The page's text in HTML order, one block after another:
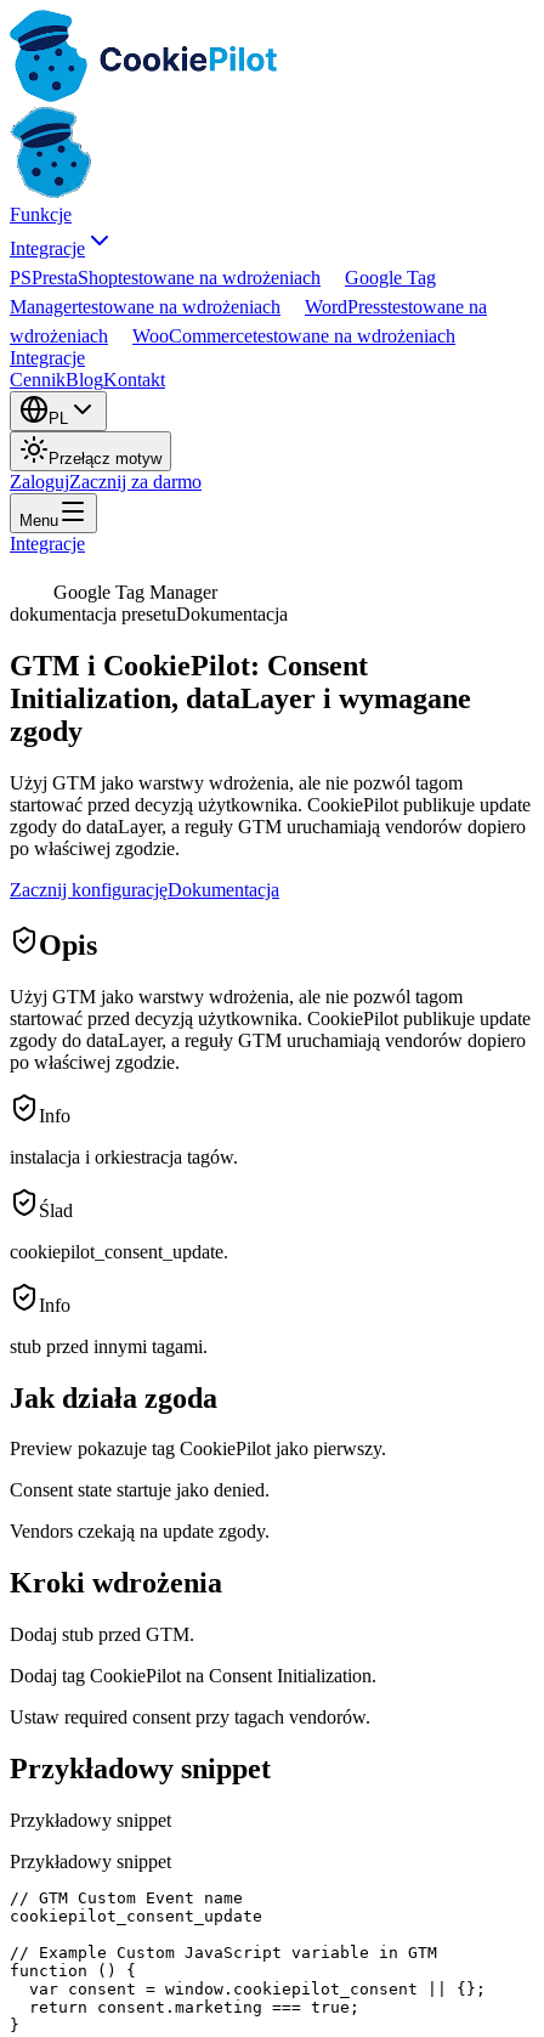
Funkcje
Integracje
PSPrestaShoptestowane na wdrożeniach
Google Tag
Managertestowane na wdrożeniach WordPresstestowane na
wdrożeniach
WooCommercetestowane na wdrożeniach
Integracje
CennikBlogKontakt
PL
Przełącz motyw
ZalogujZacznij za darmo
Menu
Integracje
Google Tag Manager
dokumentacja presetuDokumentacja
GTM i CookiePilot: Consent
Initialization, dataLayer i wymagane
zgody
Użyj GTM jako warstwy wdrożenia, ale nie pozwól tagom
startować przed decyzją użytkownika. CookiePilot publikuje update
zgody do dataLayer, a reguły GTM uruchamiają vendorów dopiero
po właściwej zgodzie.
Zacznij konfiguracjęDokumentacja
Opis
Użyj GTM jako warstwy wdrożenia, ale nie pozwól tagom
startować przed decyzją użytkownika. CookiePilot publikuje update
zgody do dataLayer, a reguły GTM uruchamiają vendorów dopiero
po właściwej zgodzie.
Info
instalacja i orkiestracja tagów.
Ślad
cookiepilot_consent_update.
Info
stub przed innymi tagami.
Jak działa zgoda
Preview pokazuje tag CookiePilot jako pierwszy.
Consent state startuje jako denied.
Vendors czekają na update zgody.
Kroki wdrożenia
Dodaj stub przed GTM.
Dodaj tag CookiePilot na Consent Initialization.
Ustaw required consent przy tagach vendorów.
Przykładowy snippet
Przykładowy snippet
Przykładowy snippet
// GTM Custom Event name
cookiepilot_consent_update
// Example Custom JavaScript variable in GTM
function () {
  var consent = window.cookiepilot_consent || {};
  return consent.marketing === true;
}